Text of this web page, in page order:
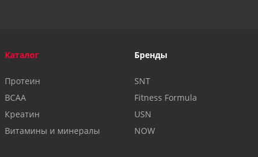
Каталог
Протеин
BCAA
Креатин
Витамины и минералы
Бренды
SNT
Fitness Formula
USN
NOW